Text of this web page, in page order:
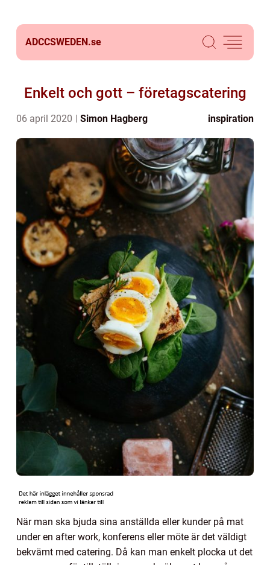
ADCCSWEDEN.se
Enkelt och gott – företagscatering
06 april 2020 Simon Hagberg inspiration
När man ska bjuda sina anställda eller kunder på mat
under en after work, konferens eller möte är det väldigt
bekvämt med catering. Då kan man enkelt plocka ut det